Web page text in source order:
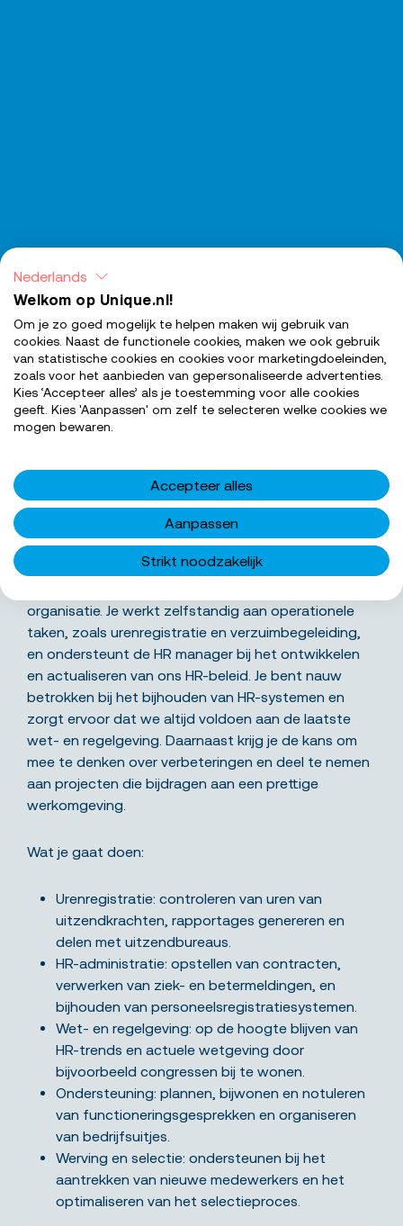
SOLLICITEER NU
Wat ga je precies doen
Als HR medewerker draag je bij aan een soepel
organisatie. Je werkt zelfstandig aan operationele
taken, zoals urenregistratie en verzuimbegeleiding,
en ondersteunt de HR manager bij het ontwikkelen
en actualiseren van ons HR-beleid. Je bent nauw
betrokken bij het bijhouden van HR-systemen en
zorgt ervoor dat we altijd voldoen aan de laatste
wet- en regelgeving. Daarnaast krijg je de kans om
mee te denken over verbeteringen en deel te nemen
aan projecten die bijdragen aan een prettige
werkomgeving.
Wat je gaat doen:
Urenregistratie: controleren van uren van
uitzendkrachten, rapportages genereren en
delen met uitzendbureaus.
HR-administratie: opstellen van contracten,
verwerken van ziek- en betermeldingen, en
bijhouden van personeelsregistratiesystemen.
Wet- en regelgeving: op de hoogte blijven van
HR-trends en actuele wetgeving door
bijvoorbeeld congressen bij te wonen.
Ondersteuning: plannen, bijwonen en notuleren
van functioneringsgesprekken en organiseren
van bedrijfsuitjes.
Werving en selectie: ondersteunen bij het
aantrekken van nieuwe medewerkers en het
optimaliseren van het selectieproces.
Nederlands
Welkom op Unique.nl!
Om je zo goed mogelijk te helpen maken wij gebruik van
cookies. Naast de functionele cookies, maken we ook gebruik
van statistische cookies en cookies voor marketingdoeleinden,
zoals voor het aanbieden van gepersonaliseerde advertenties.
Kies ‘Accepteer alles’ als je toestemming voor alle cookies
geeft. Kies 'Aanpassen' om zelf te selecteren welke cookies we
mogen bewaren.
Accepteer alles
Aanpassen
Strikt noodzakelijk